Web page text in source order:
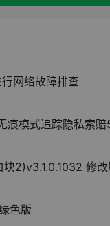
网络故障排查
模式追踪隐私索赔
2)v3.1.0.1032 修改
色版